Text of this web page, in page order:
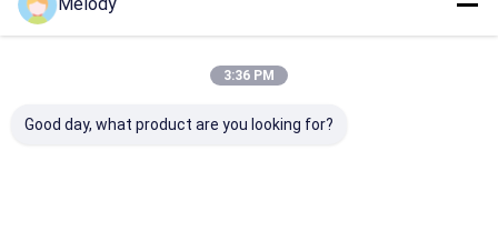
3:36 PM
Good day, what product are you looking for?